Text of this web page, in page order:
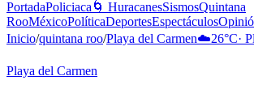
PortadaPoliciaca 🌀 HuracanesSismosQuintana
RooMéxicoPolíticaDeportesEspectáculos
Inicio/quintana roo/Playa del Carmen☁️26°C·
Playa del Carmen